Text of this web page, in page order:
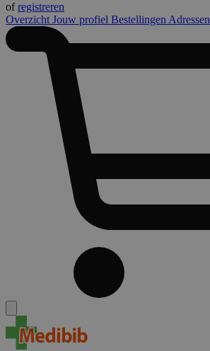
ofregistreren
Overzicht Jouw profiel Bestellingen Adressen